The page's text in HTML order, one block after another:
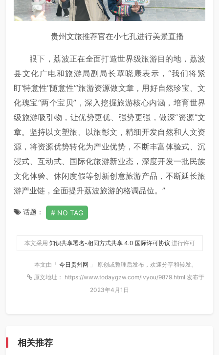
贵州文旅推荐官在小七孔进行美景直播
眼下，荔波正在全面打造世界级旅游目的地，荔波
县文化广电和旅游局副局长覃晓康表示，“我们将紧
盯‘特意性’‘随意性’”旅游资源做文章，用好自然珍宝、文
化瑰宝“两个宝贝”，深入挖掘旅游核心内涵，培育世界
级旅游吸引物，让优势更优、强势更强，做深“资源”文
章。坚持以文塑旅、以旅彰文，精细开发自然和人文资
源，将资源优势转化为产业优势，不断丰富体验式、沉
浸式、互动式、国际化旅游新业态，深度开发一批民族
文化体验、休闲度假等创新创意旅游产品，不断延长旅
游产业链，全面提升荔波旅游的格调品位。”
话题： NO TAG
本文采用 知识共享署名-相同方式共享 4.0 国际许可协议 进行许可
本文由「 今日贵州网 」 原创或整理后发布，欢迎分享和转发。
原文地址： https://www.todaygzw.com/lvyou/9879.html 发布于
2023年4月1日
相关推荐